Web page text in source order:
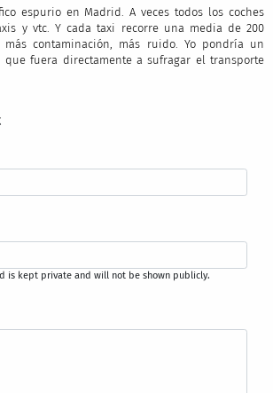
espurio en Madrid. A veces todos los coches
y vtc. Y cada taxi recorre una media de 200
contaminación, más ruido. Yo pondría un
fuera directamente a sufragar el transporte
is kept private and will not be shown publicly.